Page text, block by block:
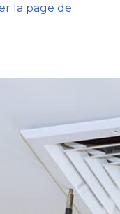
la page de